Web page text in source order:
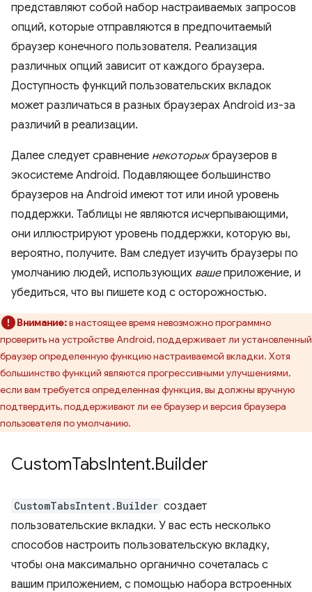
представляют собой набор настраиваемых запросов
опций, которые отправляются в предпочитаемый
браузер конечного пользователя. Реализация
различных опций зависит от каждого браузера.
Доступность функций пользовательских вкладок
может различаться в разных браузерах Android из-за
различий в реализации.
Далее следует сравнение некоторыхбраузеров в
экосистеме Android. Подавляющее большинство
браузеров на Android имеют тот или иной уровень
поддержки. Таблицы не являются исчерпывающими,
они иллюстрируют уровень поддержки, которую вы,
вероятно, получите. Вам следует изучить браузеры по
умолчанию людей, использующих вашеприложение, и
убедиться, что вы пишете код с осторожностью.
Внимание:в настоящее время невозможно программно
проверить на устройстве Android, поддерживает ли установленный
браузер определенную функцию настраиваемой вкладки. Хотя
большинство функций являются прогрессивными улучшениями,
если вам требуется определенная функция, вы должны вручную
подтвердить, поддерживают ли ее браузер и версия браузера
пользователя по умолчанию.
CustomTabsIntent.Builder
CustomTabsIntent.Builder создает
пользовательские вкладки. У вас есть несколько
способов настроить пользовательскую вкладку,
чтобы она максимально органично сочеталась с
вашим приложением, с помощью набора встроенных